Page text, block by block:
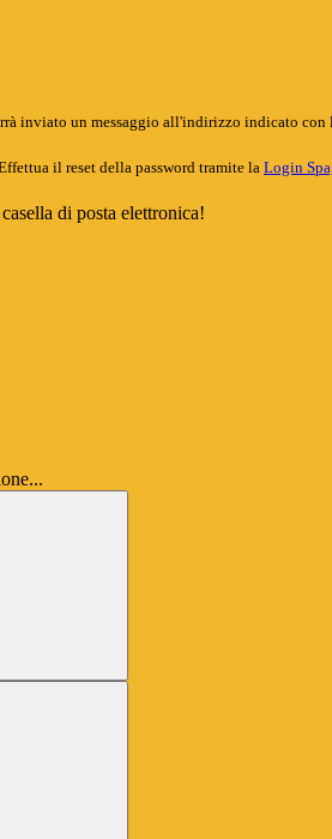
inviato un messaggio all'indirizzo indicato con
il reset della password tramite la Login
di posta elettronica!